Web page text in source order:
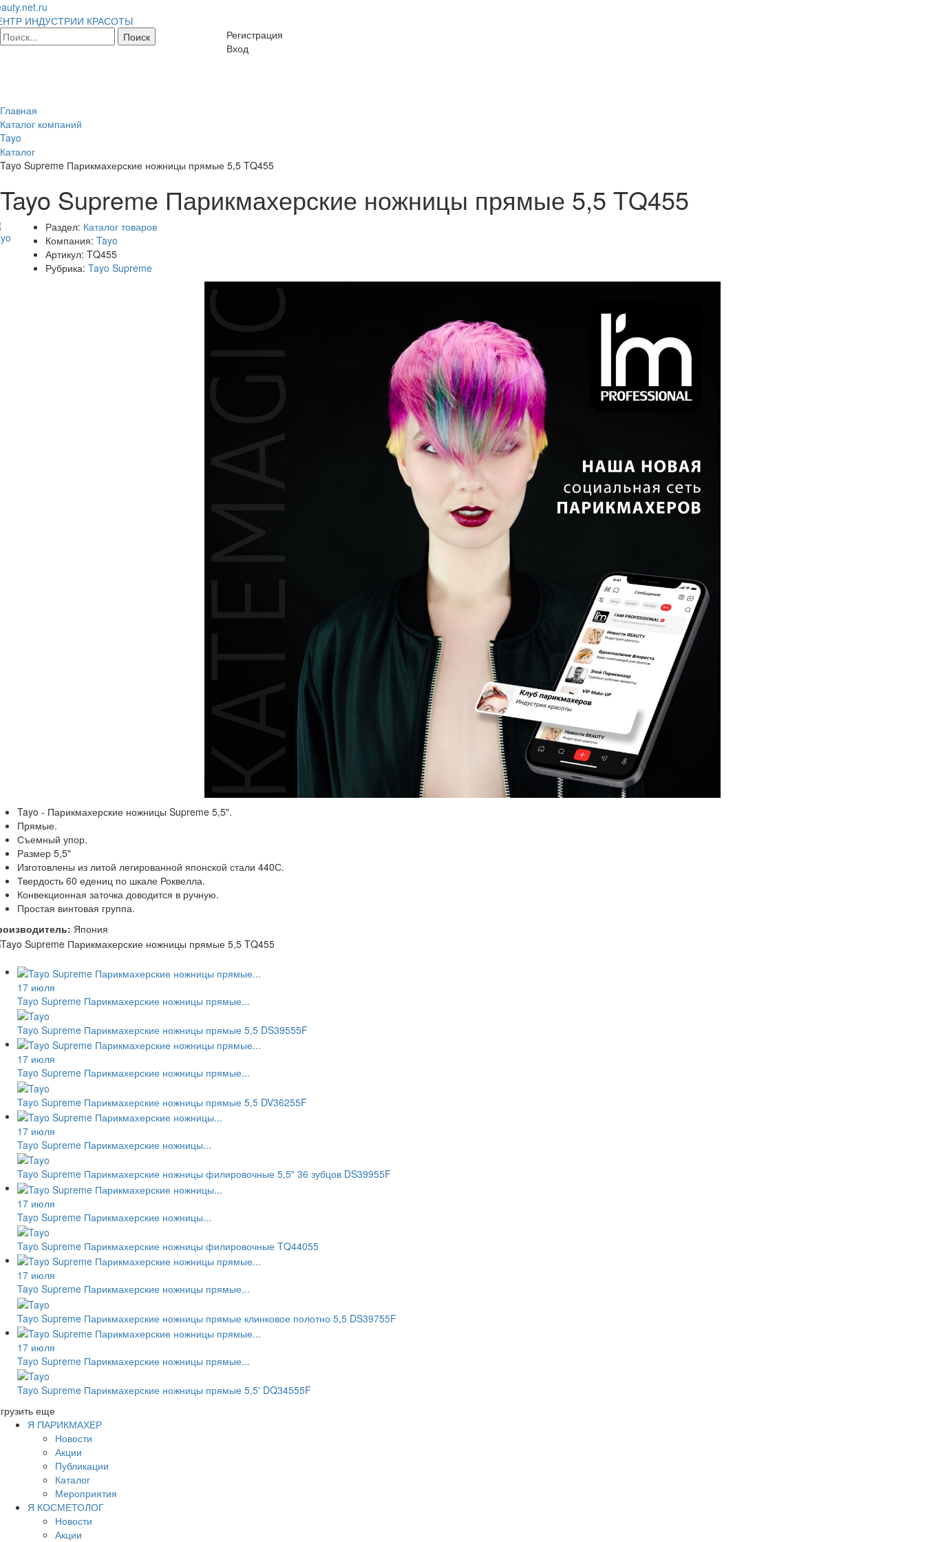
ИНДУСТРИИ КРАСОТЫ
Регистрация
Вход
Главная
Каталог компаний
Tayo
Каталог
Tayo Supreme Парикмахерские ножницы прямые 5,5 TQ455
Tayo Supreme Парикмахерские ножницы прямые 5,5 TQ455
Раздел: Каталог товаров
Компания: Tayo
Артикул: TQ455
Рубрика: Tayo Supreme
Tayo - Парикмахерские ножницы Supreme 5,5".
Прямые.
Съемный упор.
Размер 5,5"
Изготовлены из литой легированной японской стали 440С.
Твердость 60 едениц по шкале Роквелла.
Конвекционная заточка доводится в ручную.
Простая винтовая группа.
Япония
17 июля
Tayo Supreme Парикмахерские ножницы прямые...
Tayo Supreme Парикмахерские ножницы прямые 5,5 DS39555F
17 июля
Tayo Supreme Парикмахерские ножницы прямые...
Tayo Supreme Парикмахерские ножницы прямые 5,5 DV36255F
17 июля
Tayo Supreme Парикмахерские ножницы...
Tayo Supreme Парикмахерские ножницы филировочные 5,5" 36 зубцов DS39955F
17 июля
Tayo Supreme Парикмахерские ножницы...
Tayo Supreme Парикмахерские ножницы филировочные TQ44055
17 июля
Tayo Supreme Парикмахерские ножницы прямые...
Tayo Supreme Парикмахерские ножницы прямые клинковое полотно 5,5 DS39755F
17 июля
Tayo Supreme Парикмахерские ножницы прямые...
Tayo Supreme Парикмахерские ножницы прямые 5,5' DQ34555F
еще
Я ПАРИКМАХЕР
Новости
Акции
Публикации
Каталог
Мероприятия
Я КОСМЕТОЛОГ
Новости
Акции